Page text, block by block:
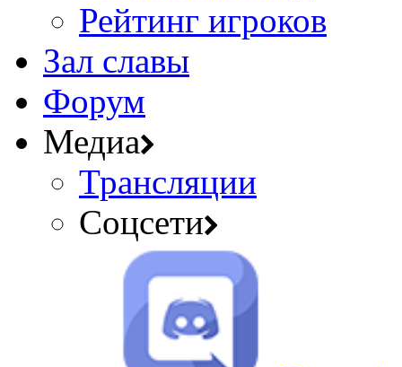
Рейтинг игроков
Зал славы
Форум
Медиа
Трансляции
Соцсети